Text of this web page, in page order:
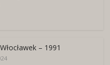
– 1991